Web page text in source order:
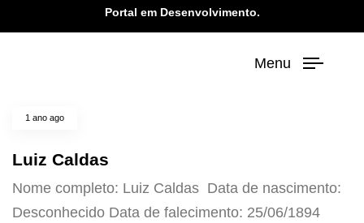
Portal em Desenvolvimento.
Menu
1 ano ago
Luiz Caldas
Nome completo: Luiz Caldas Data de nascimento:
Desconhecido Data de falecimento: 25/06/1894